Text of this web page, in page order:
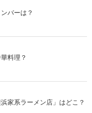
バーは？
料理？
家系ラーメン店」はどこ？